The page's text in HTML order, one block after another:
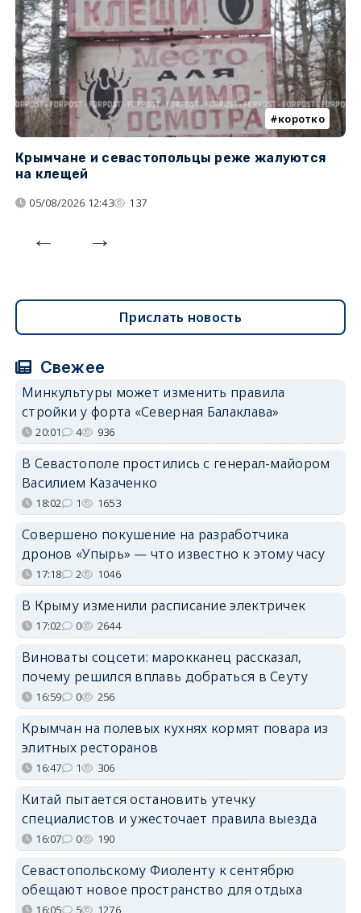
коротко
Крымчане и севастопольцы реже жалуются
на клещей
05/08/2026 12:43 137
Прислать новость
Свежее
Минкультуры может изменить правила
стройки у форта «Северная Балаклава»
20:01 4 936
В Севастополе простились с генерал-майором
Василием Казаченко
18:02 1 1653
Совершено покушение на разработчика
дронов «Упырь» — что известно к этому часу
17:18 2 1046
В Крыму изменили расписание электричек
17:02 0 2644
Виноваты соцсети: марокканец рассказал,
почему решился вплавь добраться в Сеуту
16:59 0 256
Крымчан на полевых кухнях кормят повара из
элитных ресторанов
16:47 1 306
Китай пытается остановить утечку
специалистов и ужесточает правила выезда
16:07 0 190
Севастопольскому Фиоленту к сентябрю
обещают новое пространство для отдыха
16:05 5 1276